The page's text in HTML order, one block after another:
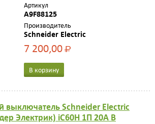
Артикул
A9F88125
Производитель
Schneider Electric
7 200,00Р
В корзину
выключатель Schneider Electric
Электрик) iC60H 1П 20A B